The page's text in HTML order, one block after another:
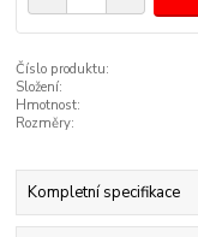
Číslo produktu:
Složení:
Hmotnost:
Rozměry:
Kompletní specifikace